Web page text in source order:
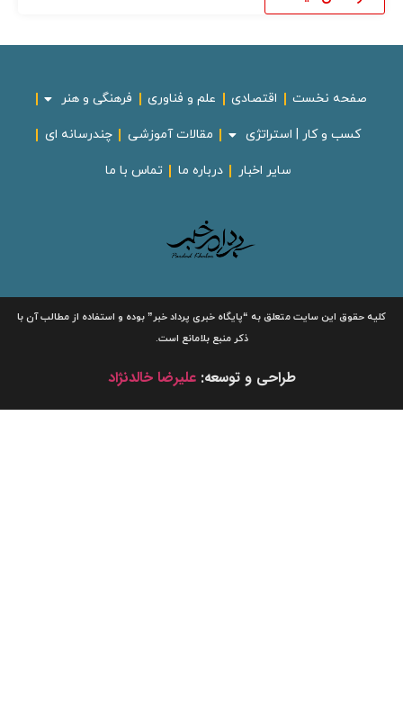
صفحه نخست اقتصادی علم و فناوری فرهنگی و هنر
کسب و کار | استراتژی مقالات آموزشی چندرسانه ای
سایر اخبار درباره ما تماس با ما
کلیه حقوق این سایت متعلق به“پایگاه خبریپرداد خبر”بوده و استفاده از مطالب آن با
ذکر منبع بلامانع است.
طراحی و توسعه:علیرضا خالدنژاد